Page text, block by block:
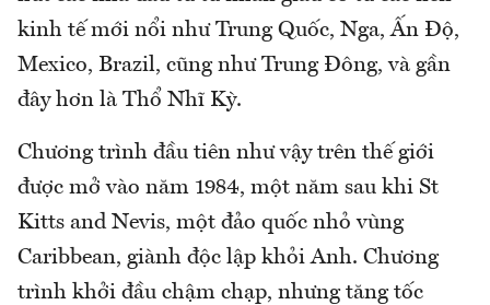
kinh tế mới nổi như Trung Quốc, Nga, Ấn Độ,
Mexico, Brazil, cũng như Trung Đông, và gần
đây hơn là Thổ Nhĩ Kỳ.
Chương trình đầu tiên như vậy trên thế giới
được mở vào năm 1984, một năm sau khi St
Kitts and Nevis, một đảo quốc nhỏ vùng
Caribbean, giành độc lập khỏi Anh. Chương
trình khởi đầu chậm chạp, nhưng tăng tốc